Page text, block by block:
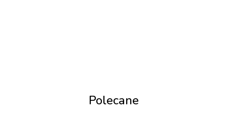
produktem dokładnie przemyślanym,
Polecane